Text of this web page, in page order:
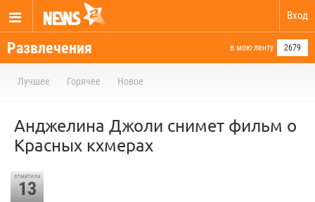
Вход
Развлечения в мою ленту 2679
Лучшее Горячее Новое
Анджелина Джоли снимет фильм о
Красных кхмерах
отметили
13